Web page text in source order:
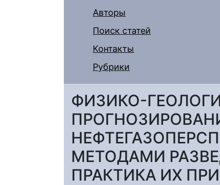
Авторы
Поиск статей
Контакты
Рубрики
ФИЗИКО-
МЕТОДАМИ
ПРАКТИКА ИХ